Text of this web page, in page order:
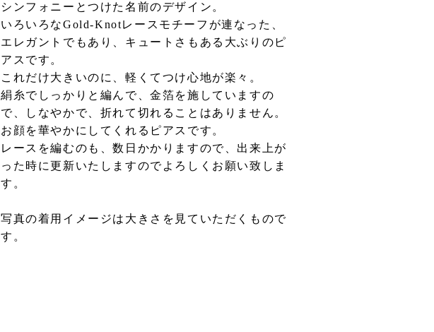
シンフォニーとつけた名前のデザイン。
いろいろなGold-Knotレースモチーフが連なった、
エレガントでもあり、キュートさもある大ぶりのピ
アスです。
これだけ大きいのに、軽くてつけ心地が楽々。
絹糸でしっかりと編んで、金箔を施していますの
で、しなやかで、折れて切れることはありません。
お顔を華やかにしてくれるピアスです。
レースを編むのも、数日かかりますので、出来上が
った時に更新いたしますのでよろしくお願い致しま
す。
写真の着用イメージは大きさを見ていただくもので
す。